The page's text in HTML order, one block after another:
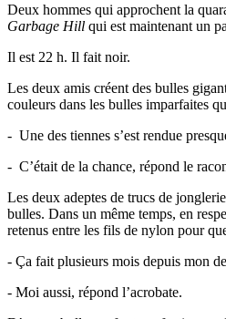
Deux hommes qui approchent la
Garbage Hill qui est maintenant un
Il est 22 h. Il fait noir.
Les deux amis créent des bulles
couleurs dans les bulles imparfaites
- Une des tiennes s’est rendue
- C’était de la chance, répond le
Les deux adeptes de trucs de
bulles. Dans un même temps, en
retenus entre les fils de nylon pour
- Ça fait plusieurs mois depuis mon
- Moi aussi, répond l’acrobate.